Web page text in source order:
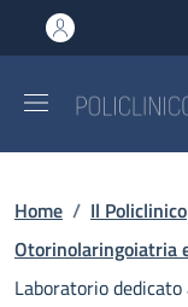
al contenuto
to footer content
Briciole di
Home / Il Policlinico
Otorinolaringoiatria
Laboratorio